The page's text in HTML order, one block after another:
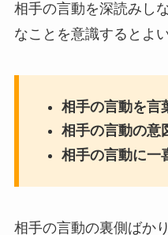
相手の言動を深読みし
なことを意識するとよ
相手の言動を言
相手の言動の意
相手の言動に一
相手の言動の裏側ばか